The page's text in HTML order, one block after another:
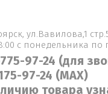
ул.Вавилова,1
с понедельника по
97-24 (для
97-24 (MAX)
товара